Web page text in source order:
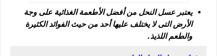
يعتبر عسل النحل من أفضل الأطعمة الغذائية على وجة
الأرض التى لا يختلف عليها أحد من حيث الفوائد الكثيرة
والطعم اللذيذ.